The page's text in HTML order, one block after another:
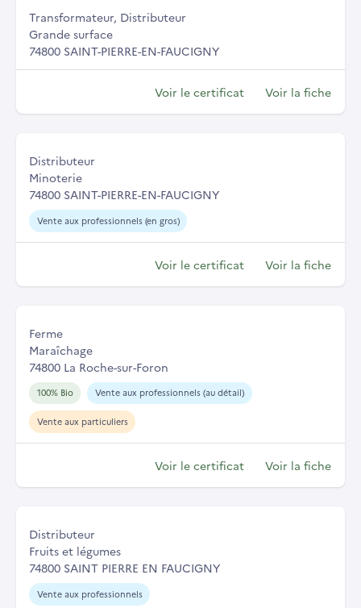
Transformateur, Distributeur
Grande surface
74800 SAINT-PIERRE-EN-FAUCIGNY
Voir le certificat Voir la fiche
Distributeur
Minoterie
74800 SAINT-PIERRE-EN-FAUCIGNY
Vente aux professionnels (en gros)
Voir le certificat Voir la fiche
Ferme
Maraîchage
74800 La Roche-sur-Foron
100% Bio Vente aux professionnels (au détail)
Vente aux particuliers
Voir le certificat Voir la fiche
Distributeur
Fruits et légumes
74800 SAINT PIERRE EN FAUCIGNY
Vente aux professionnels